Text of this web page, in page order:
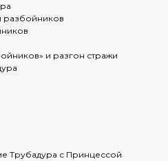
разбойников
и разгон стражи
Трубадура с Принцессой